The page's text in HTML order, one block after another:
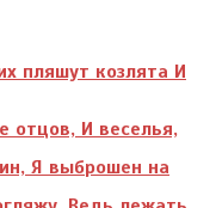
пляшут козлята И
отцов, И веселья,
Я выброшен на